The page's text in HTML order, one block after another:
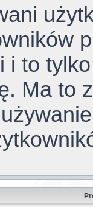
i to
Ma to